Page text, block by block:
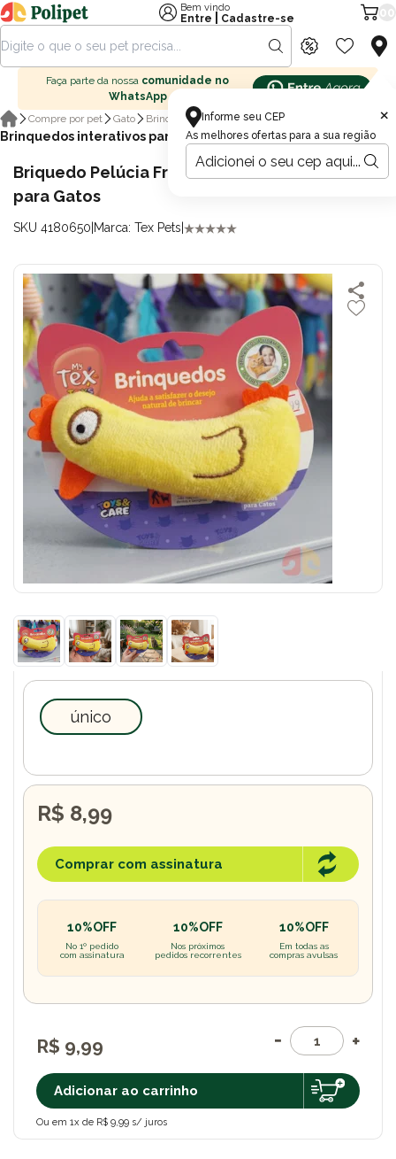
Informe seu CEP
As melhores ofertas para a sua região
×
Bem vindo
Entre
Cadastre-se
Faça parte da nossa comunidade no
WhatsApp
Compre por pet
Gato Brinquedo para Gatos
Brinquedos interativos para gatos
Briquedo Pelúcia Frango com Catnip Tex Pets
para Gatos
SKU 4180650 Marca: Tex Pets
único
R$ 9,99
Adicionar ao carrinho
Ou em 1x de R$ 9,99 s/ juros
R$ 8,99
Comprar com assinatura
10%OFF
No 1º pedido
com assinatura
10%OFF
Nos próximos
pedidos recorrentes
10%OFF
Em todas as
compras avulsas